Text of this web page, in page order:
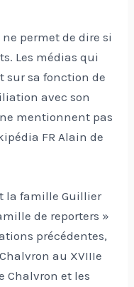
permet de dire si
Les médias qui
sur sa fonction de
avec son
mentionnent pas
FR Alain de
la famille Guillier
de reporters »
précédentes,
au XVIIIe
Chalvron et les